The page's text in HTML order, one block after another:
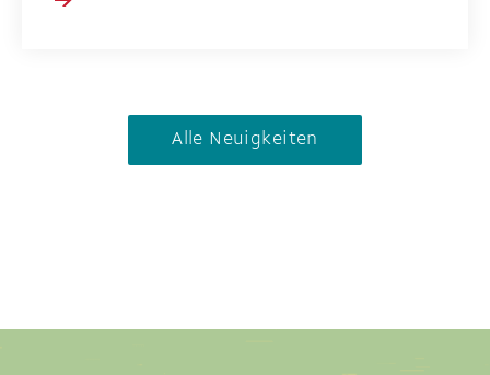
Alle Neuigkeiten